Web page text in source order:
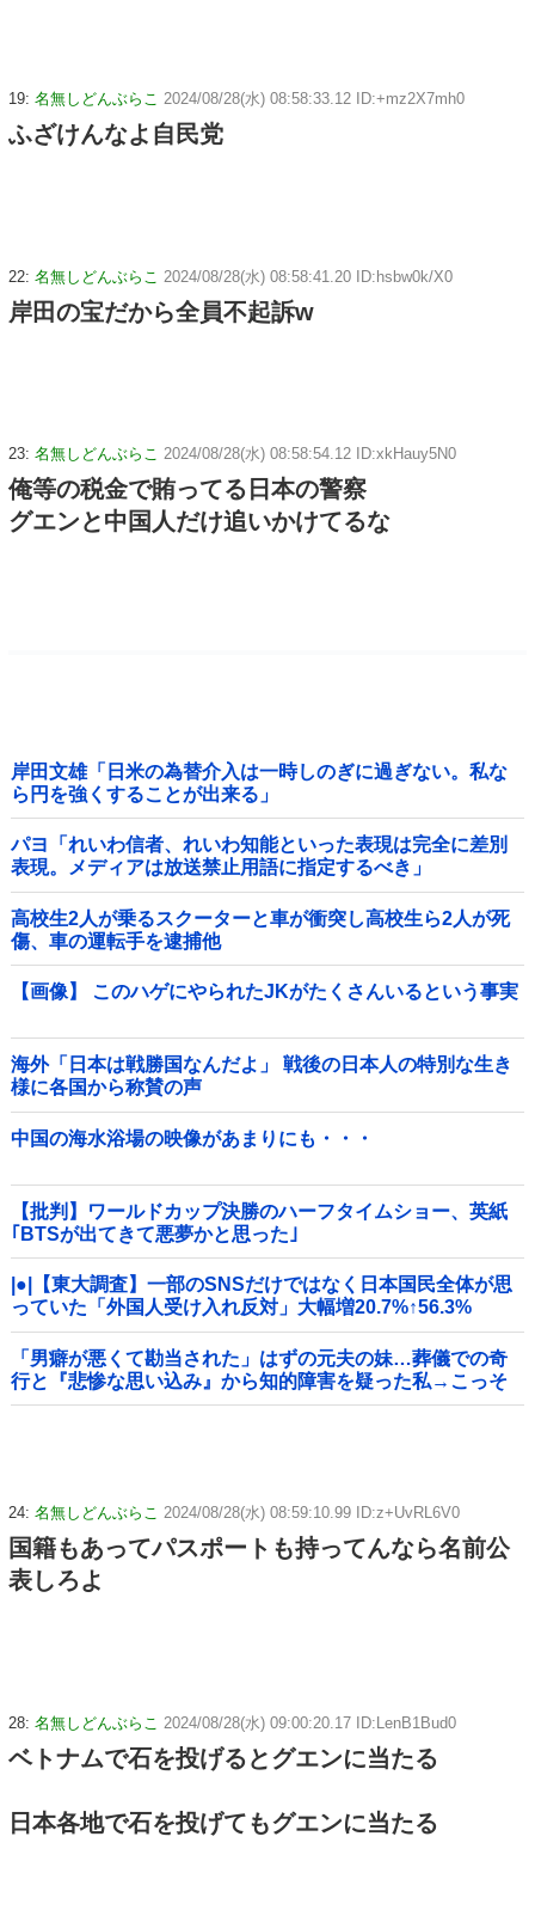
19: 名無しどんぶらこ 2024/08/28(水) 08:58:33.12 ID:+mz2X7mh0
ふざけんなよ自民党
22: 名無しどんぶらこ 2024/08/28(水) 08:58:41.20 ID:hsbw0k/X0
岸田の宝だから全員不起訴w
23: 名無しどんぶらこ 2024/08/28(水) 08:58:54.12 ID:xkHauy5N0
俺等の税金で賄ってる日本の警察
グエンと中国人だけ追いかけてるな
岸田文雄「日米の為替介入は一時しのぎに過ぎない。私な
ら円を強くすることが出来る」
パヨ「れいわ信者、れいわ知能といった表現は完全に差別
表現。メディアは放送禁止用語に指定するべき」
高校生2人が乗るスクーターと車が衝突し高校生ら2人が死
傷、車の運転手を逮捕他
【画像】 このハゲにやられたJKがたくさんいるという事実
海外「日本は戦勝国なんだよ」 戦後の日本人の特別な生き
様に各国から称賛の声
中国の海水浴場の映像があまりにも・・・
【批判】ワールドカップ決勝のハーフタイムショー、英紙
｢BTSが出てきて悪夢かと思った｣
|●|【東大調査】一部のSNSだけではなく日本国民全体が思
っていた「外国人受け入れ反対」大幅増20.7%↑56.3%
「男癖が悪くて勘当された」はずの元夫の妹…葬儀での奇
行と『悲惨な思い込み』から知的障害を疑った私→こっそ
り病院へ誘導し行政保護させた話
24: 名無しどんぶらこ 2024/08/28(水) 08:59:10.99 ID:z+UvRL6V0
国籍もあってパスポートも持ってんなら名前公
表しろよ
28: 名無しどんぶらこ 2024/08/28(水) 09:00:20.17 ID:LenB1Bud0
ベトナムで石を投げるとグエンに当たる
日本各地で石を投げてもグエンに当たる